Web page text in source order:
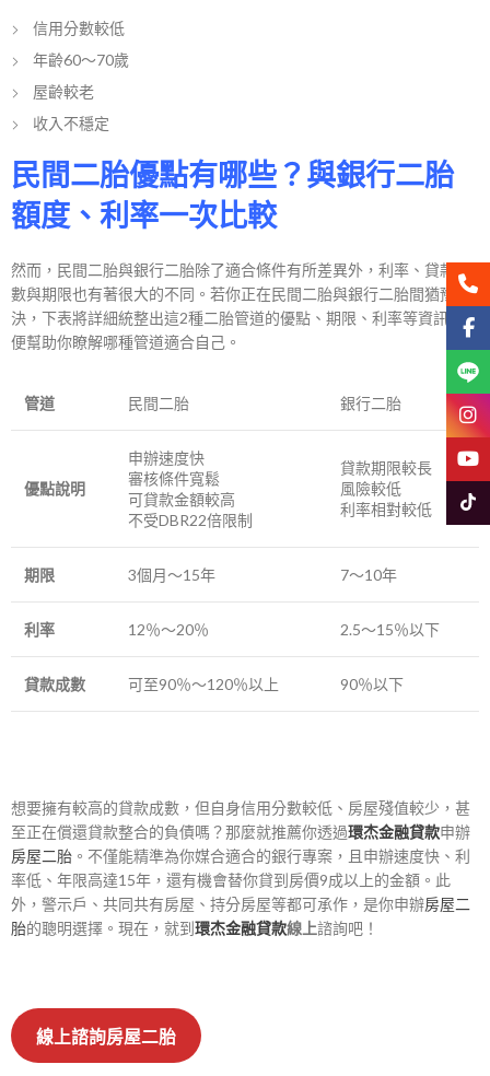
信用分數較低
年齡60～70歲
屋齡較老
收入不穩定
民間二胎優點有哪些？與銀行二胎
額度、利率一次比較
然而，民間二胎與銀行二胎除了適合條件有所差異外，利率、貸款成
數與期限也有著很大的不同。若你正在民間二胎與銀行二胎間猶豫不
決，下表將詳細統整出這2種二胎管道的優點、期限、利率等資訊，以
便幫助你瞭解哪種管道適合自己。
管道 民間二胎 銀行二胎
優點說明
申辦速度快
審核條件寬鬆
可貸款金額較高
不受DBR22倍限制
貸款期限較長
風險較低
利率相對較低
期限 3個月～15年 7～10年
利率 12％～20％ 2.5～15％以下
貸款成數 可至90％～120％以上 90％以下
想要擁有較高的貸款成數，但自身信用分數較低、房屋殘值較少，甚
至正在償還貸款整合的負債嗎？那麼就推薦你透過環杰金融貸款申辦
房屋二胎 。 不僅能精準為你媒合適合的銀行專案，且申辦速度快、利
率低、年限高達15年，還有機會替你貸到房價9成以上的金額。此
外，警示戶、共同共有房屋、持分房屋等都可承作，是你申辦房屋二
胎的聰明選擇。現在，就到環杰金融貸款線上諮詢吧！
線上諮詢房屋二胎
聯絡
Line